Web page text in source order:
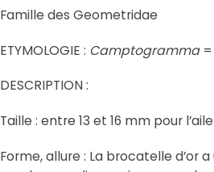
Famille des Geometridae
ETYMOLOGIE : Camptogramma=
DESCRIPTION :
Taille : entre 13 et 16 mm pour
Forme, allure : La brocatelle d’or